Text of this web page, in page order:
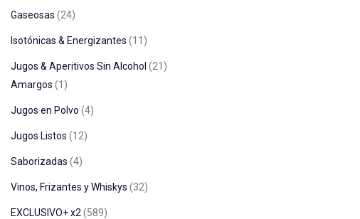
Gaseosas 24
Isotónicas & Energizantes 11
Jugos & Aperitivos Sin Alcohol
21
Amargos
1
Jugos en Polvo 4
Jugos Listos 12
Saborizadas 4
Vinos, Frizantes y Whiskys 32
EXCLUSIVO+ x2 589